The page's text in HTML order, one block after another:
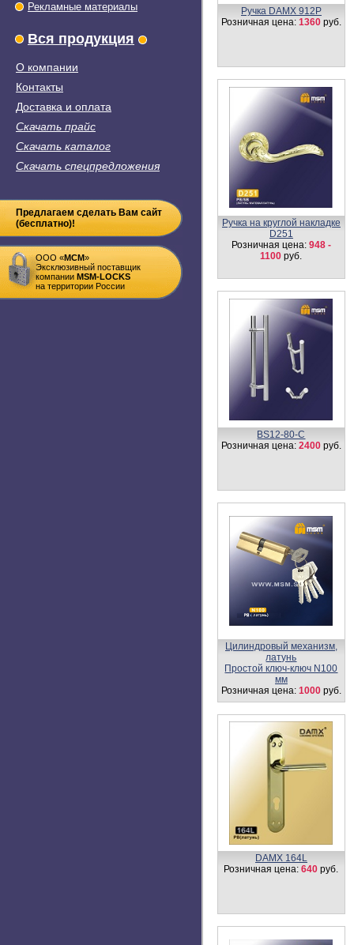
Рекламные материалы
Вся продукция
О компании
Контакты
Доставка и оплата
Скачать прайс
Скачать каталог
Скачать спецпредложения
Предлагаем сделать Вам сайт
(бесплатно)!
ООО «MСM»
Эксклюзивный поставщик
компании MSM-LOCKS
на территории России
Ручка 160 L
Розничная цена:1120руб.
Накладка-фиксатор SW1
Розничная цена:
Петля ввертная I-52/16
Розничная цена:38руб.
BS12-80-С
Розничная цена:
Ручка скоба B418
Розничная цена:900 руб.